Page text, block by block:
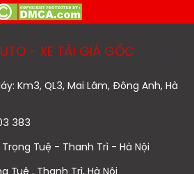
- XE TẢI GIÁ GỐC
Km3, QL3, Mai Lâm, Đông Anh, Hà
383
Trọng Tuệ - Thanh Trì - Hà Nội